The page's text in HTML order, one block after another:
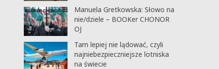
Manuela Gretkowska: Słowo na
nie/dziele – BOOKer CHONOR
OJ
Tam lepiej nie lądować, czyli
najniebezpieczniejsze lotniska
na świecie